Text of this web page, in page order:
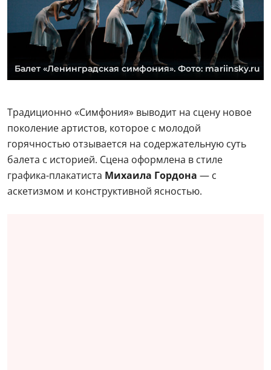
Балет «Ленинградская симфония». Фото: mariinsky.ru
Традиционно «Симфония» выводит на сцену новое
поколение артистов, которое с молодой
горячностью отзывается на содержательную суть
балета с историей. Сцена оформлена в стиле
графика-плакатиста Михаила Гордона — с
аскетизмом и конструктивной ясностью.